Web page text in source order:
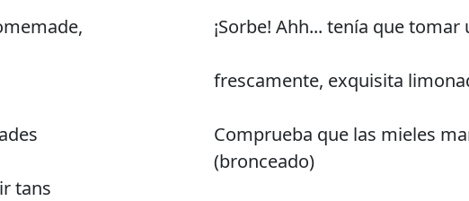
tans
¡Sorbe! Ahh... tenía que
frescamente, exquisita
Comprueba que las mieles
(bronceado)